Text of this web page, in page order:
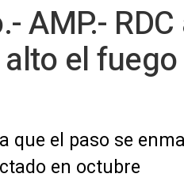
AMP.-
el
que el paso se
en octubre